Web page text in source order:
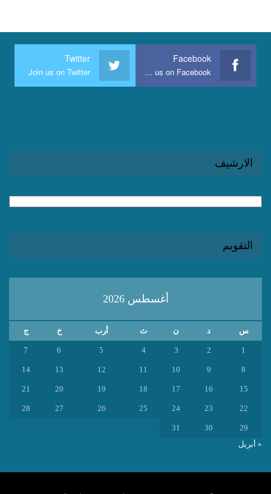
Facebook
Join us on Facebook
Twitter
Join us on Twitter
الارشيف
التقويم
أغسطس 2026
س د ن ث أرب خ ج
1
2
3
4
5
6
7
8
9
10
11
12
13
14
15
16
17
18
19
20
21
22
23
24
25
26
27
28
29
30
31
« أبريل